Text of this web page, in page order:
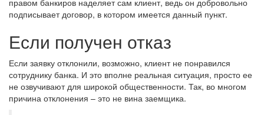
правом банкиров наделяет сам клиент, ведь он добровольно
подписывает договор, в котором имеется данный пункт.
Если получен отказ
Если заявку отклонили, возможно, клиент не понравился
сотруднику банка. И это вполне реальная ситуация, просто ее
не озвучивают для широкой общественности. Так, во многом
причина отклонения – это не вина заемщика.